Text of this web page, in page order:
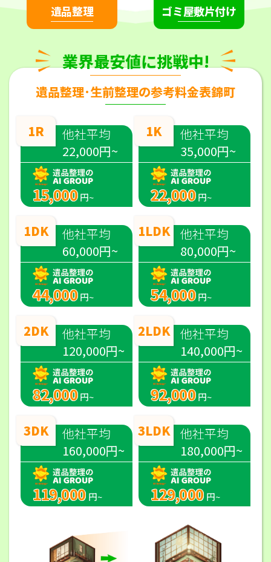
遺品整理 ゴミ屋敷片付け
業界最安値に挑戦中!
遺品整理･生前整理の参考料金表錦町
1R
他社平均
22,000円~
15,000 円~
1DK
他社平均
60,000円~
44,000 円~
2DK
他社平均
120,000円~
82,000 円~
3DK
他社平均
160,000円~
119,000 円~
1K
他社平均
35,000円~
22,000 円~
1LDK 他社平均
80,000円~
54,000 円~
2LDK 他社平均
140,000円~
92,000 円~
3LDK 他社平均
180,000円~
129,000 円~